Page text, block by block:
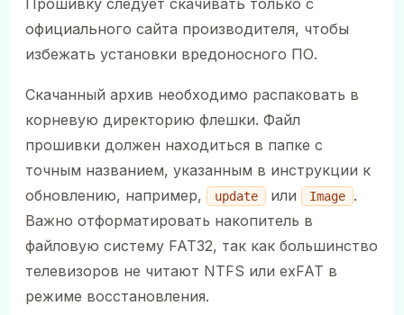
Прошивку следует скачивать только с
официального сайта производителя, чтобы
избежать установки вредоносного ПО.
Скачанный архив необходимо распаковать в
корневую директорию флешки. Файл
прошивки должен находиться в папке с
точным названием, указанным в инструкции к
обновлению, например,
update или Image
.
Важно отформатировать накопитель в
файловую систему FAT32, так как большинство
телевизоров не читают NTFS или exFAT в
режиме восстановления.